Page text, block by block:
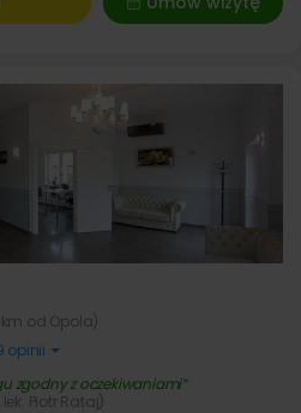
od Opola)
opinii
zgodny z oczekiwaniami
Piotr Rataj)